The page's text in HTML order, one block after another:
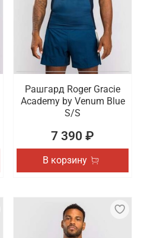
Рашгард Roger Gracie
Academy by Venum Blue
S/S
7 390 ₽
В корзину